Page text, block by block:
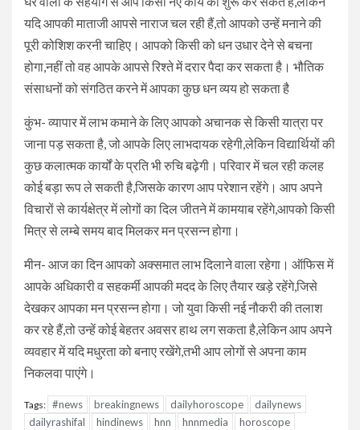
यदि आपकी माताजी आपसे नाराज चल रही हैं,तो आपको उन्हें मनाने की
पूरी कोशिश करनी चाहिए। आपको किसी को धन उधार देने से बचना
होगा,नहीं तो वह आपके आपसे रिश्ते में दरार पैदा कर सकता है। भौतिक
संसाधनों को संगठित करने में आपका कुछ धन व्यय हो सकता है
कुंभ- व्यापार में लाभ कमाने के लिए आपको अचानक से किसी यात्रा पर
जाना पड़ सकता है, जो आपके लिए लाभदायक रहेगी,लेकिन विद्यार्थियों की
कुछ कलात्मक कार्यों के प्रति भी रुचि बढ़ेगी। परिवार में चल रही कलह
कोई बड़ा रूप ले सकती है,जिसके कारण आप परेशान रहेंगे। आप अपने
विचारों से कार्यक्षेत्र में लोगों का दिल जीतने में कामयाब रहेंगे,आपको किसी
मित्र से लम्बे समय बाद मिलकर मन प्रसन्न होगा।
मीन- आज का दिन आपको अक्समात लाभ दिलाने वाला रहेगा। ऑफिस में
आपके अधिकारी व सहकर्मी आपकी मदद के लिए तैयार खड़े रहेंगे,जिसे
देखकर आपका मन प्रसन्न होगा। जो युवा किसी नई नौकरी की तलाश
कर रहे हैं,तो उन्हें कोई बेहतर अवसर हाथ लग सकता है,लेकिन आप अपने
व्यवहार में यदि मधुरता को बनाए रखेंगे,तभी आप लोगों से अपना काम
निकलवा पाएंगे।
Tags: #news breakingnews dailyhoroscope
dailynews
dailyrashifal
hindinews hnn hnnmedia
horoscope